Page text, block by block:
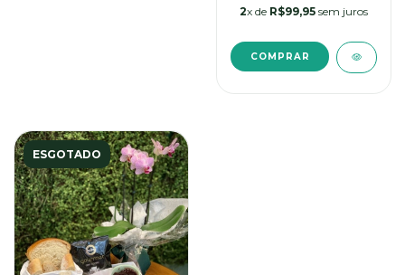
2x de R$99,95 sem juros
ESGOTADO